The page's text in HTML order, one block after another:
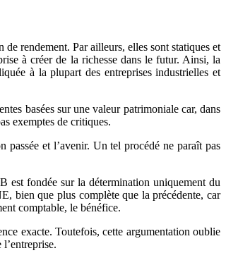
rendement. Par ailleurs, elles sont statiques et
à créer de la richesse dans le futur. Ainsi, la
à la plupart des entreprises industrielles et
basées sur une valeur patrimoniale car, dans
exemptes de critiques.
passée et l’avenir. Un tel procédé ne paraît pas
est fondée sur la détermination uniquement du
bien que plus complète que la précédente, car
comptable, le bénéfice.
exacte. Toutefois, cette argumentation oublie